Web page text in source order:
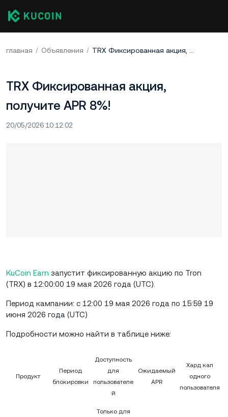
главная Объявления TRX Фиксированная акция, получите APR 8%!
TRX Фиксированная акция,
получите APR 8%!
20/05/2026 10:12:02
KuCoin Earn запустит фиксированную акцию по Tron
(TRX) в 12:00:00 19 мая 2026 года (UTC).
Период кампании: с 12:00 19 мая 2026 года по 15:59 19
июня 2026 года (UTC)
Подробности можно найти в таблице ниже:
Продукт
Период
блокировки
Доступность
для
пользователе
й
Ожидаемый
APR
Хард кап
одного
пользователя
Только для